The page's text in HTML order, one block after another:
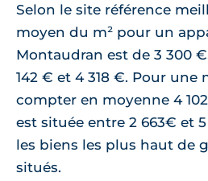
Selon le site référence
moyen du m² pour un
Montaudran est de 3 300
142 € et 4 318 €. Pour une
compter en moyenne 4
est située entre 2 663€ et
les biens les plus haut de
situés.